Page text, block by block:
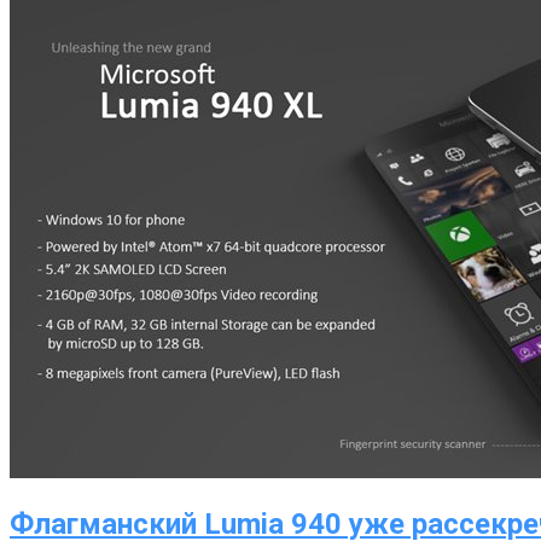
Флагманский Lumia 940 уже